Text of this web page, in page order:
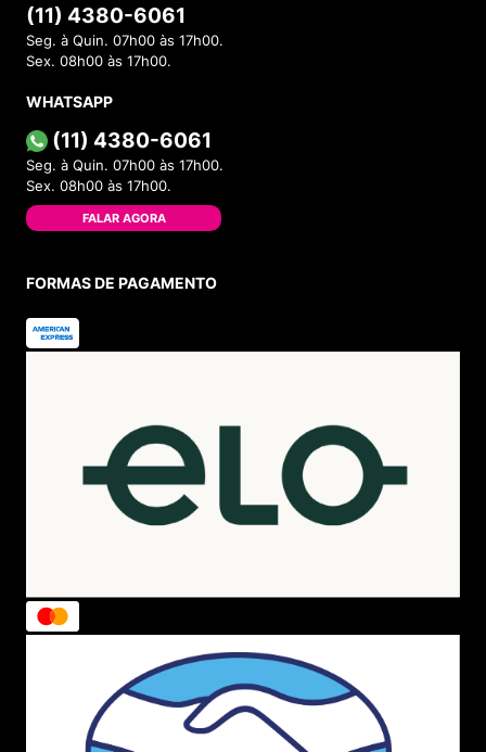
(11) 4380-6061
Seg. à Quin. 07h00 às 17h00.
Sex. 08h00 às 17h00.
WHATSAPP
(11) 4380-6061
Seg. à Quin. 07h00 às 17h00.
Sex. 08h00 às 17h00.
FALAR AGORA
FORMAS DE PAGAMENTO